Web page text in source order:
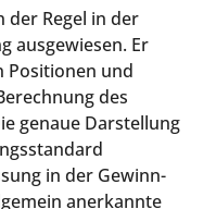
der Regel in der
ausgewiesen. Er
Positionen und
des
genaue Darstellung
in der Gewinn-
anerkannte